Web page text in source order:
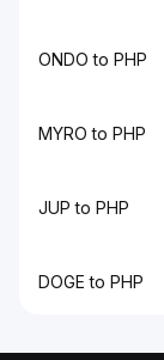
ONDO to PHP
MYRO to PHP
JUP to PHP
DOGE to PHP